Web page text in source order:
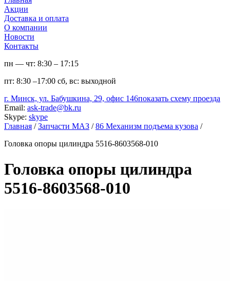
Акции
Доставка и оплата
О компании
Новости
Контакты
пн — чт: 8:30 – 17:15
пт: 8:30 –17:00 сб, вс: выходной
г. Минск, ул. Бабушкина, 29, офис 146показать схему проезда
Email: ask-trade@bk.ru
Skype: skype
Главная / Запчасти МАЗ / 86 Механизм подъема кузова /
Головка опоры цилиндра 5516-8603568-010
Головка опоры цилиндра
5516-8603568-010